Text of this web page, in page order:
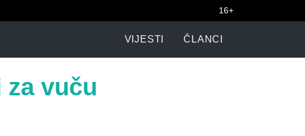
16+
VIJESTI ČLANCI
vuču